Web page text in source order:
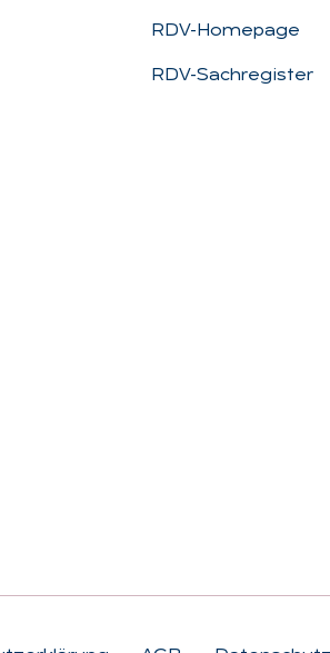
RDV-Homepage
RDV-Sachregister